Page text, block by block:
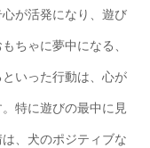
が活発になり、遊び
ちゃに夢中になる、
いった行動は、心が
特に遊びの最中に見
、犬のポジティブな